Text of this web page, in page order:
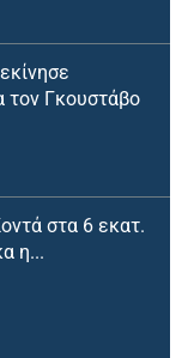
τον Γκουστάβο
στα 6 εκατ.
η...